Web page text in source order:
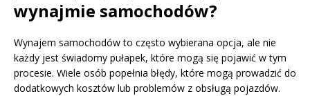
wynajmie samochodów?
Wynajem samochodów to często wybierana opcja, ale nie
każdy jest świadomy pułapek, które mogą się pojawić w tym
procesie. Wiele osób popełnia błędy, które mogą prowadzić do
dodatkowych kosztów lub problemów z obsługą pojazdów.